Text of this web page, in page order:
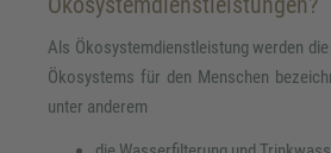
Als Ökosystemdienstleistung werden
Ökosystems für den Menschen
unter anderem